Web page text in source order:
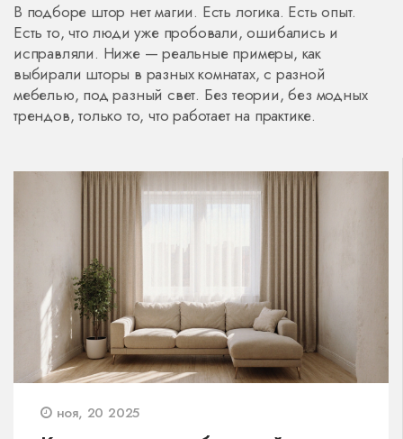
В подборе штор нет магии. Есть логика. Есть опыт.
Есть то, что люди уже пробовали, ошибались и
исправляли. Ниже — реальные примеры, как
выбирали шторы в разных комнатах, с разной
мебелью, под разный свет. Без теории, без модных
трендов, только то, что работает на практике.
ноя, 20 2025